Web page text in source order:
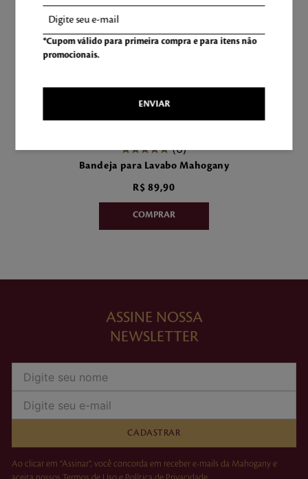
*Cupom válido para primeira compra e para itens não
promocionais.
ENVIAR
6
Bandeja para Lavabo Mahogany
R$ 89,90
ASSINE NOSSA
NEWSLETTER
CADASTRAR
Ao clicar em “Assinar”, você concorda em receber e-mails da Mahogany e